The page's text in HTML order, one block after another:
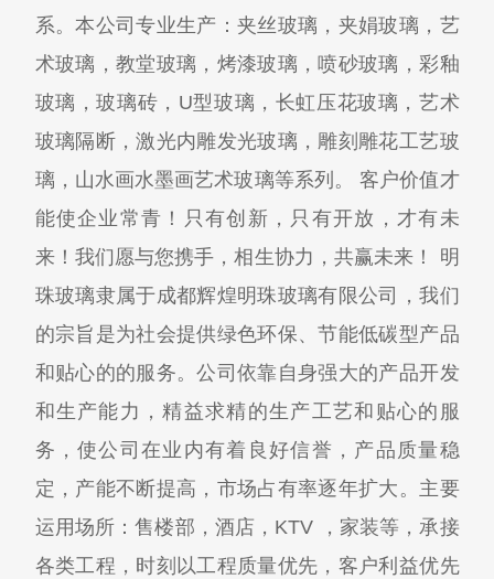
系。本公司专业生产：夹丝玻璃，夹娟玻璃，艺
术玻璃，教堂玻璃，烤漆玻璃，喷砂玻璃，彩釉
玻璃，玻璃砖，U型玻璃，长虹压花玻璃，艺术
玻璃隔断，激光内雕发光玻璃，雕刻雕花工艺玻
璃，山水画水墨画艺术玻璃等系列。 客户价值才
能使企业常青！只有创新，只有开放，才有未
来！我们愿与您携手，相生协力，共赢未来！ 明
珠玻璃隶属于成都辉煌明珠玻璃有限公司，我们
的宗旨是为社会提供绿色环保、节能低碳型产品
和贴心的的服务。公司依靠自身强大的产品开发
和生产能力，精益求精的生产工艺和贴心的服
务，使公司在业内有着良好信誉，产品质量稳
定，产能不断提高，市场占有率逐年扩大。主要
运用场所：售楼部，酒店，KTV ，家装等，承接
各类工程，时刻以工程质量优先，客户利益优先